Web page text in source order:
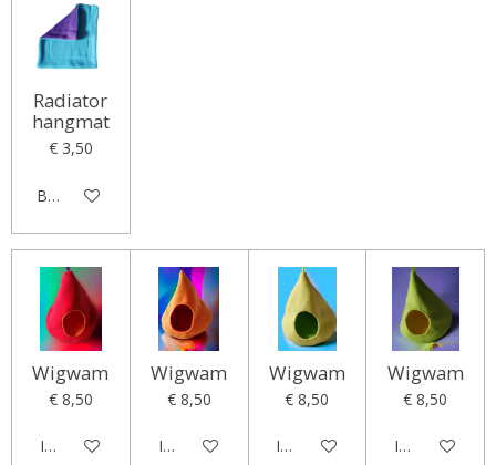
Radiator
hangmat
€ 3,50
Bekijk details
Wigwam
€ 8,50
In winkelwagen
Wigwam
€ 8,50
In winkelwagen
Wigwam
€ 8,50
In winkelwagen
Wigwam
€ 8,50
In